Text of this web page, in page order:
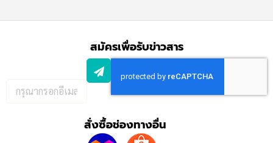
สมัครเพื่อรับข่าวสาร
อีเมล
สั่งซื้อช่องทางอื่น